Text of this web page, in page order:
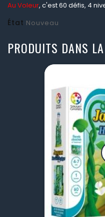
Au Voleur, c'est 60 défis, 4
État Nouveau
PRODUITS DANS